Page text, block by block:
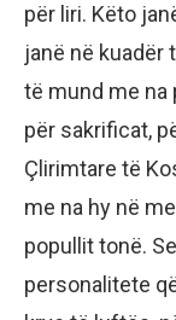
për liri. Këto
janë në kuadër
të mund me na
për sakrificat,
Çlirimtare të
me na hy në
popullit tonë.
personalitete